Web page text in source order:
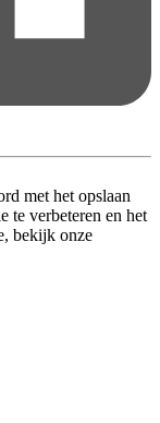
met het opslaan
te verbeteren en het
bekijk onze